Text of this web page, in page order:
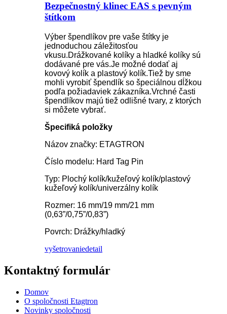
Bezpečnostný klinec EAS s pevným
štítkom
Výber špendlíkov pre vaše štítky je
jednoduchou záležitosťou
vkusu.Drážkované kolíky a hladké kolíky sú
dodávané pre vás.Je možné dodať aj
kovový kolík a plastový kolík.Tiež by sme
mohli vyrobiť špendlík so špeciálnou dĺžkou
podľa požiadaviek zákazníka.Vrchné časti
špendlíkov majú tiež odlišné tvary, z ktorých
si môžete vybrať.
Špecifiká položky
Názov značky: ETAGTRON
Číslo modelu: Hard Tag Pin
Typ: Plochý kolík/kužeľový kolík/plastový
kužeľový kolík/univerzálny kolík
Rozmer: 16 mm/19 mm/21 mm
(0,63”/0,75”/0,83”)
Povrch: Drážky/hladký
vyšetrovaniedetail
Kontaktný formulár
Domov
O spoločnosti Etagtron
Novinky spoločnosti